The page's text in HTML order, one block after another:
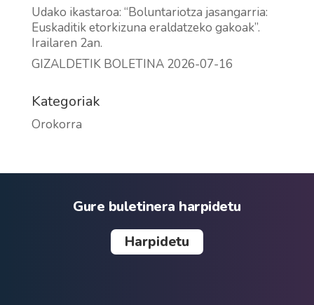
Udako ikastaroa: “Boluntariotza jasangarria:
Euskaditik etorkizuna eraldatzeko gakoak”.
Irailaren 2an.
GIZALDETIK BOLETINA 2026-07-16
Kategoriak
Orokorra
Gure buletinera harpidetu
Harpidetu